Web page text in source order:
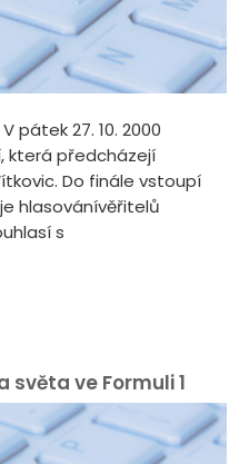
pátek 27. 10. 2000
která předcházejí
Do finále vstoupí
hlasovánívěřitelů
s
světa ve Formuli 1